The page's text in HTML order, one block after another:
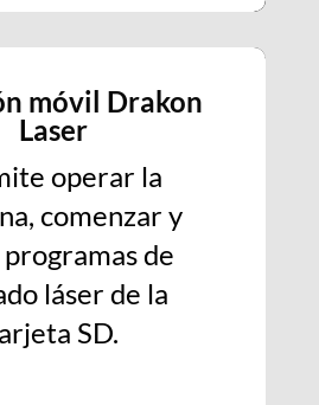
móvil Drakon
Laser
operar la
comenzar y
de
láser de la
SD.